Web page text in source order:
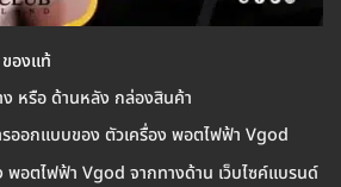
องแท้
ง หรือ ด้านหลัง กล่องสินค้า
ออกแบบของ ตัวเครื่อง พอตไฟฟ้า Vgod
พอตไฟฟ้า Vgod จากทางด้าน เว็บไซค์แบรนด์